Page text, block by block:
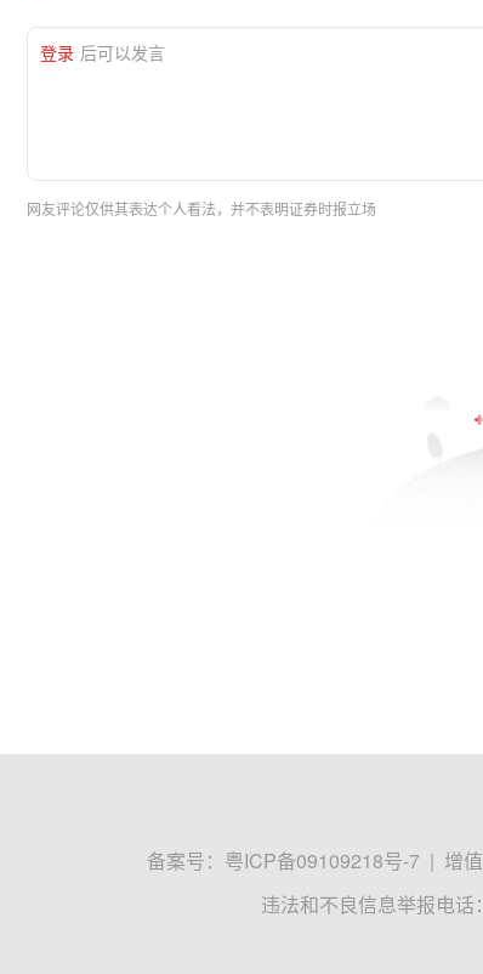
登录 后可以发言
网友评论仅供其表达个人看法，并不表明证券时报立场
备案号： 粤ICP备09109218号-7 | 增
违法和不良信息举报电话